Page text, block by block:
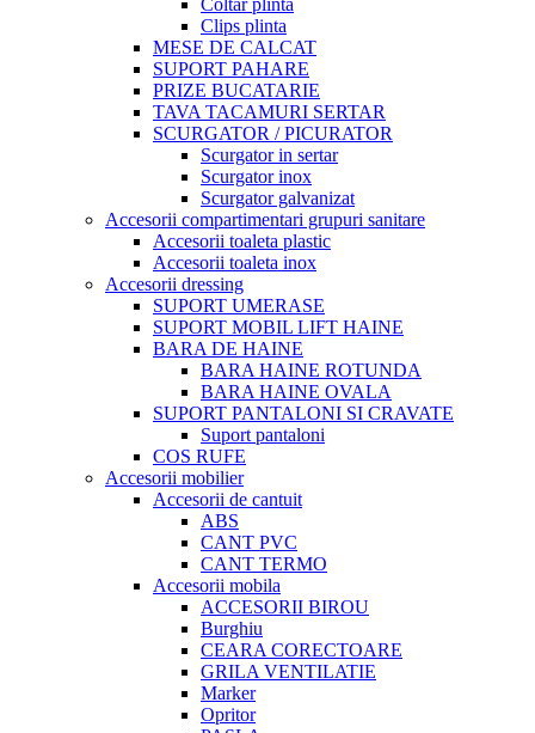
Coltar plinta
Clips plinta
MESE DE CALCAT
SUPORT PAHARE
PRIZE BUCATARIE
TAVA TACAMURI SERTAR
SCURGATOR / PICURATOR
Scurgator in sertar
Scurgator inox
Scurgator galvanizat
Accesorii compartimentari grupuri sanitare
Accesorii toaleta plastic
Accesorii toaleta inox
Accesorii dressing
SUPORT UMERASE
SUPORT MOBIL LIFT HAINE
BARA DE HAINE
BARA HAINE ROTUNDA
BARA HAINE OVALA
SUPORT PANTALONI SI CRAVATE
Suport pantaloni
COS RUFE
Accesorii mobilier
Accesorii de cantuit
ABS
CANT PVC
CANT TERMO
Accesorii mobila
ACCESORII BIROU
Burghiu
CEARA CORECTOARE
GRILA VENTILATIE
Marker
Opritor